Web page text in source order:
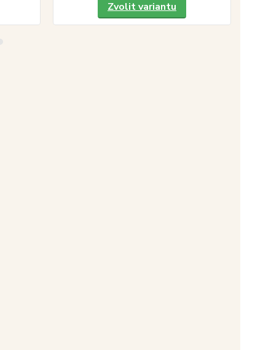
Zvolit variantu